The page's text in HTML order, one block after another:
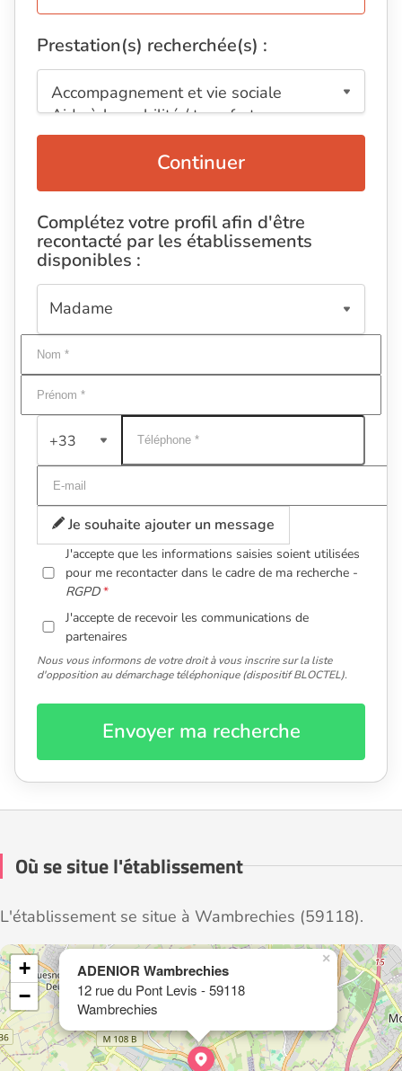
Prestation(s) recherchée(s) :
Continuer
Complétez votre profil afin d'être
recontacté par les établissements
disponibles :
+33
Je souhaite ajouter un message
J'accepte que les informations saisies soient utilisées
pour me recontacter dans le cadre de ma recherche -
RGPD
J'accepte de recevoir les communications de
partenaires
Nous vous informons de votre droit à vous inscrire sur la liste
d'opposition au démarchage téléphonique (dispositif BLOCTEL).
Envoyer ma recherche
Où se situe l'établissement
L'établissement se situe à Wambrechies (59118).
ADENIOR Wambrechies
12 rue du Pont Levis - 59118
Wambrechies
×
+
−